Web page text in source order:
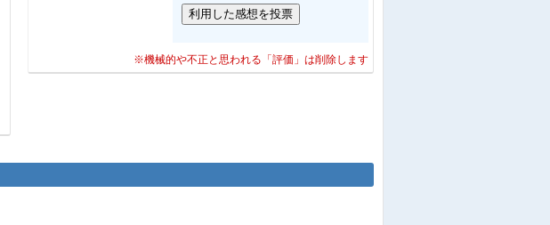
※機械的や不正と思われる「評価」は削除します